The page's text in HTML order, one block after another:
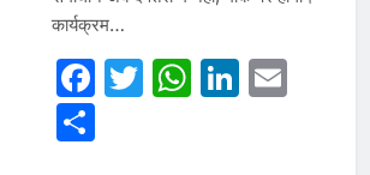
कार्यक्रम…
Facebook
Twitter
Share